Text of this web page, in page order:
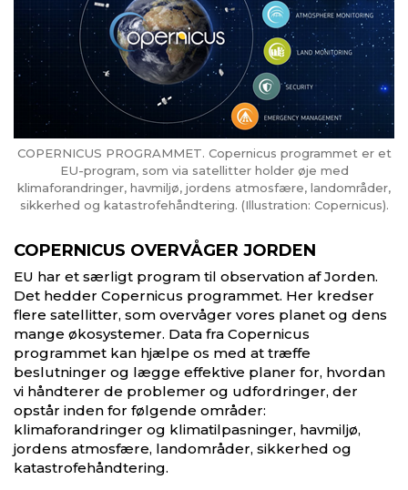
COPERNICUS PROGRAMMET. Copernicus programmet er et
EU-program, som via satellitter holder øje med
klimaforandringer, havmiljø, jordens atmosfære, landområder,
sikkerhed og katastrofehåndtering. (Illustration: Copernicus).
COPERNICUS OVERVÅGER JORDEN
EU har et særligt program til observation af Jorden.
Det hedder Copernicus programmet. Her kredser
flere satellitter, som overvåger vores planet og dens
mange økosystemer. Data fra Copernicus
programmet kan hjælpe os med at træffe
beslutninger og lægge effektive planer for, hvordan
vi håndterer de problemer og udfordringer, der
opstår inden for følgende områder:
klimaforandringer og klimatilpasninger, havmiljø,
jordens atmosfære, landområder, sikkerhed og
katastrofehåndtering.